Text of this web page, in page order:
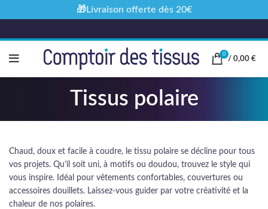
0
/ 0,00 €
Tissus polaire
Chaud, doux et facile à coudre, le tissu polaire se décline pour tous
vos projets. Qu’il soit uni, à motifs ou doudou, trouvez le style qui
vous inspire. Idéal pour vêtements confortables, couvertures ou
accessoires douillets. Laissez-vous guider par votre créativité et la
chaleur de nos polaires.
🎁Livraison offerte dès 20€